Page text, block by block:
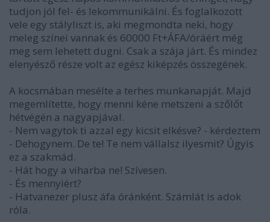
tudjon jól fel- és lekommunikálni. És foglalkozott
vele egy stályliszt is, aki megmondta neki, hogy
meleg színei vannak és 60000 Ft+ÁFA/óráért még
meg sem lehetett dugni. Csak a szája járt. És mindez
elenyésző része volt az egész kiképzés összegének.
A kocsmában mesélte a terhes munkanapját. Majd
megemlítette, hogy menni kéne metszeni a szőlőt
hétvégén a nagyapjával.
- Nem vagytok ti azzal egy kicsit elkésve? - kérdeztem
- Dehogynem. De te! Te nem vállalsz ilyesmit? Úgyis
ez a szakmád.
- Hát hogy a viharba ne! Szívesen.
- És mennyiért?
- Hatvanezer plusz áfa óránként. Számlát is adok
róla.